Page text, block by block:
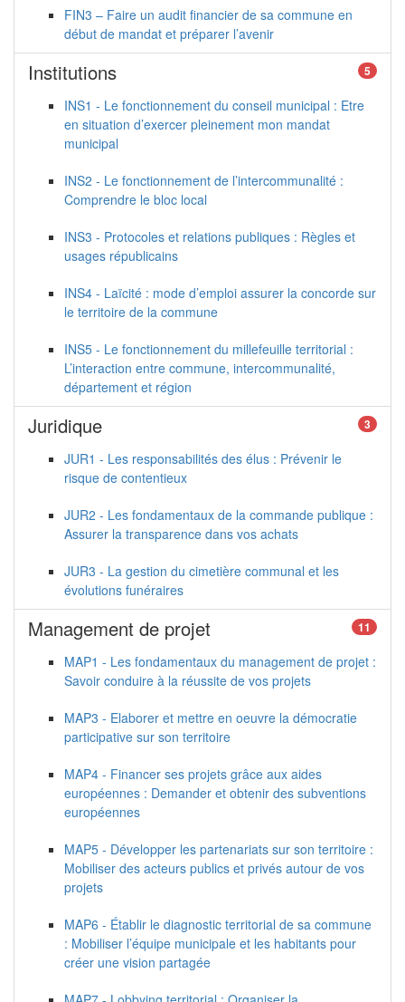
FIN3 – Faire un audit financier de sa commune en
début de mandat et préparer l’avenir
Institutions 5
INS1 - Le fonctionnement du conseil municipal : Etre
en situation d’exercer pleinement mon mandat
municipal
INS2 - Le fonctionnement de l’intercommunalité :
Comprendre le bloc local
INS3 - Protocoles et relations publiques : Règles et
usages républicains
INS4 - Laïcité : mode d’emploi assurer la concorde sur
le territoire de la commune
INS5 - Le fonctionnement du millefeuille territorial :
L’interaction entre commune, intercommunalité,
département et région
Juridique 3
JUR1 - Les responsabilités des élus : Prévenir le
risque de contentieux
JUR2 - Les fondamentaux de la commande publique :
Assurer la transparence dans vos achats
JUR3 - La gestion du cimetière communal et les
évolutions funéraires
Management de projet 11
MAP1 - Les fondamentaux du management de projet :
Savoir conduire à la réussite de vos projets
MAP3 - Elaborer et mettre en oeuvre la démocratie
participative sur son territoire
MAP4 - Financer ses projets grâce aux aides
européennes : Demander et obtenir des subventions
européennes
MAP5 - Développer les partenariats sur son territoire :
Mobiliser des acteurs publics et privés autour de vos
projets
MAP6 - Établir le diagnostic territorial de sa commune
: Mobiliser l’équipe municipale et les habitants pour
créer une vision partagée